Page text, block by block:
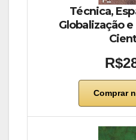
Técnica,
Globalização
Comprar